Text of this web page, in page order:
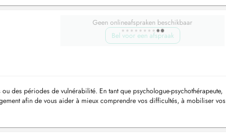
Geen onlineafspraken beschikbaar
Bel voor een afspraak
des périodes de vulnérabilité. En tant que psychologue-psychothérapeute,
afin de vous aider à mieux comprendre vos difficultés, à mobiliser vos